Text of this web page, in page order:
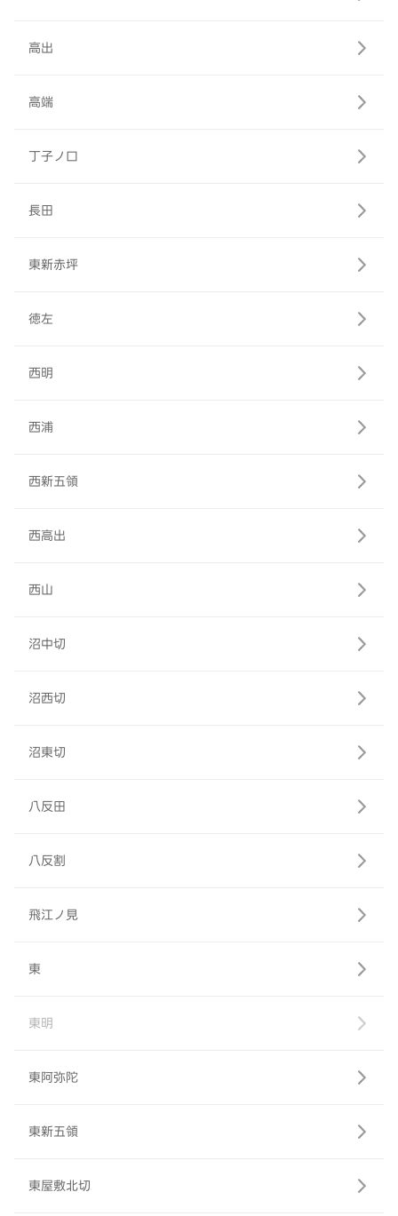
高出
高端
丁子ノ口
長田
東新赤坪
徳左
西明
西浦
西新五領
西高出
西山
沼中切
沼西切
沼東切
八反田
八反割
飛江ノ見
東
東明
東阿弥陀
東新五領
東屋敷北切